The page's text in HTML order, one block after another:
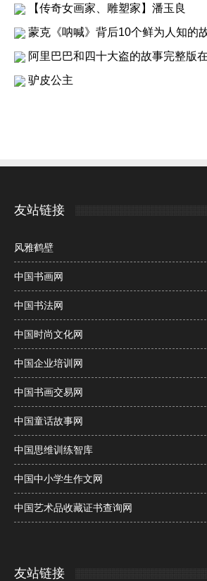
【传奇女画家、雕塑家】潘玉良
蒙克《呐喊》背后10个鲜为人知的
阿里巴巴和四十大盗的故事完整版
驴皮公主
友站链接
风雅鹤壁
中国书画网
中国书法网
中国时尚文化网
中国企业培训网
中国书画交易网
中国童话故事网
中国思维训练智库
中国中小学生作文网
中国艺术品收藏证书查询网
友站链接